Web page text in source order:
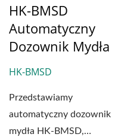
HK-BMSD
Automatyczny
Dozownik Mydła
HK-BMSD
Przedstawiamy
automatyczny dozownik
mydła HK-BMSD,